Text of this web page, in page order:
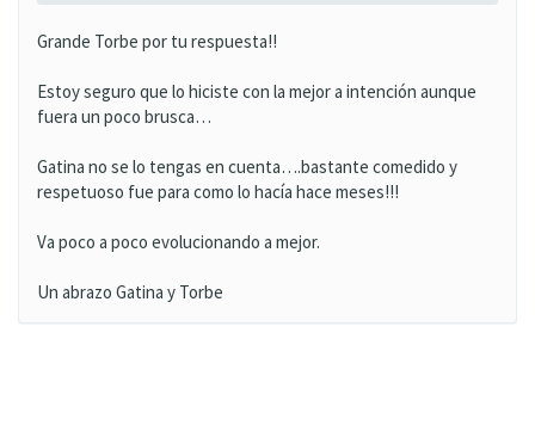
Grande Torbe por tu respuesta!!
Estoy seguro que lo hiciste con la mejor a intención aunque
fuera un poco brusca…
Gatina no se lo tengas en cuenta….bastante comedido y
respetuoso fue para como lo hacía hace meses!!!
Va poco a poco evolucionando a mejor.
Un abrazo Gatina y Torbe